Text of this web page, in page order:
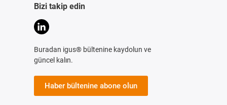
Bizi takip edin
Buradan igus® bültenine kaydolun ve
güncel kalın.
Haber bültenine abone olun